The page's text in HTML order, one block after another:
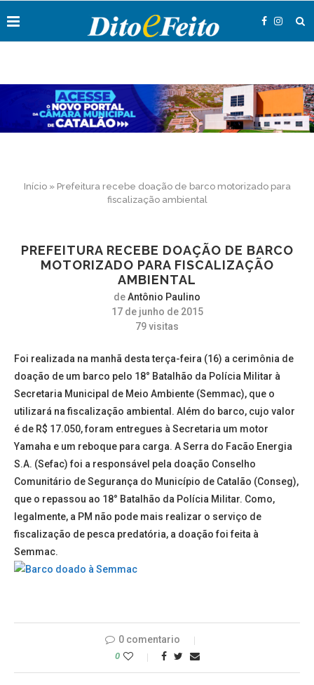
Início» Prefeitura recebe doação de barco motorizado para
fiscalização ambiental
PREFEITURA RECEBE DOAÇÃO DE BARCO
MOTORIZADO PARA FISCALIZAÇÃO
AMBIENTAL
deAntônio Paulino
17 de junho de 2015
79visitas
Foi realizada na manhã desta terça-feira (16) a cerimônia de
doação de um barco pelo 18° Batalhão da Polícia Militar à
Secretaria Municipal de Meio Ambiente (Semmac), que o
utilizará na fiscalização ambiental. Além do barco, cujo valor
é de R$ 17.050, foram entregues à Secretaria um motor
Yamaha e um reboque para carga. A Serra do Facão Energia
S.A. (Sefac) foi a responsável pela doação Conselho
Comunitário de Segurança do Município de Catalão (Conseg),
que o repassou ao 18° Batalhão da Polícia Militar. Como,
legalmente, a PM não pode mais realizar o serviço de
fiscalização de pesca predatória, a doação foi feita à
Semmac.
0 comentario
0